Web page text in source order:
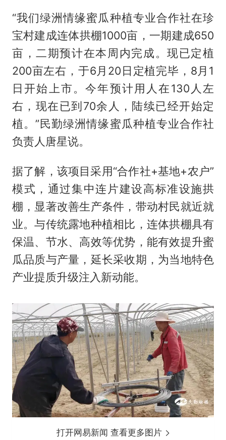
“我们绿洲情缘蜜瓜种植专业合作社在珍
宝村建成连体拱棚1000亩，一期建成650
亩，二期预计在本周内完成。现已定植
200亩左右，于6月20日定植完毕，8月1
日开始上市。今年预计用人在130人左
右，现在已到70余人，陆续已经开始定
植。”民勤绿洲情缘蜜瓜种植专业合作社
负责人唐星说。
据了解，该项目采用“合作社+基地+农户”
模式，通过集中连片建设高标准设施拱
棚，显著改善生产条件，带动村民就近就
业。与传统露地种植相比，连体拱棚具有
保温、节水、高效等优势，能有效提升蜜
瓜品质与产量，延长采收期，为当地特色
产业提质升级注入新动能。
打开网易新闻 查看更多图片